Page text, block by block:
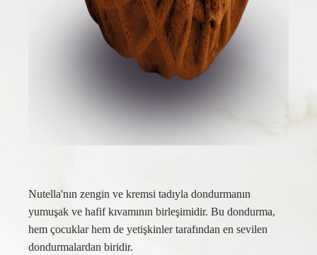
Nutella'nın zengin ve kremsi tadıyla dondurmanın
yumuşak ve hafif kıvamının birleşimidir. Bu dondurma,
hem çocuklar hem de yetişkinler tarafından en sevilen
dondurmalardan biridir.